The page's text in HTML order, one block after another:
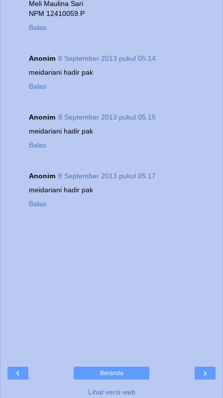
Meli Maulina Sari
NPM 12410059.P
Balas
Anonim 8 September 2013 pukul 05.14
meidariani hadir pak
Balas
Anonim 8 September 2013 pukul 05.15
meidariani hadir pak
Balas
Anonim 8 September 2013 pukul 05.17
meidariani hadir pak
Balas
‹ ›
Beranda
Lihat versi web